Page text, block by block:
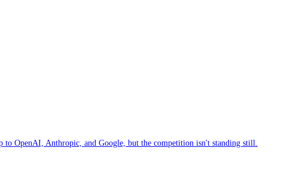
to OpenAI, Anthropic, and Google, but the competition isn't standing still.